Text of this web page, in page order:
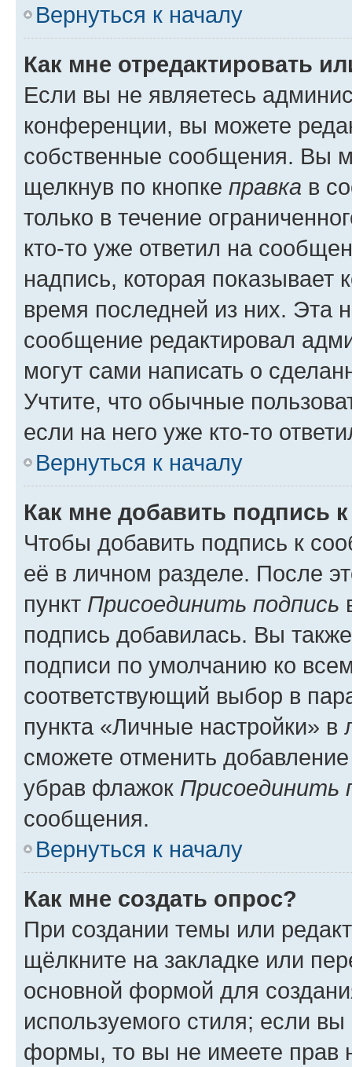
Вернуться к началу
Как мне отредактировать
Если вы не являетесь
конференции, вы можете
собственные сообщения. Вы
щелкнув по кнопке правка в
только в течение
кто-то уже ответил на
надпись, которая показывает
время последней из них. Эта
сообщение редактировал
могут сами написать о
Учтите, что обычные
если на него уже кто-то
Вернуться к началу
Как мне добавить подпись
Чтобы добавить подпись к
её в личном разделе. После
пункт Присоединить подпись
подпись добавилась. Вы
подписи по умолчанию ко
соответствующий выбор в
пункта «Личные настройки»
сможете отменить
убрав флажок Присоединить
сообщения.
Вернуться к началу
Как мне создать опрос?
При создании темы или
щёлкните на закладке или
основной формой для
используемого стиля; если
формы, то вы не имеете прав